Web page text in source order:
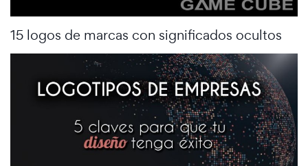
15 logos de marcas con significados ocultos